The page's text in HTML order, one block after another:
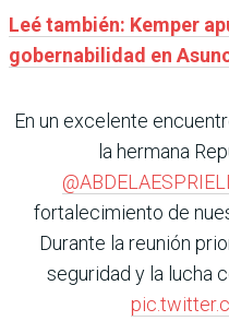
Leé también: Kemper
gobernabilidad en
En un excelente
la hermana
fortalecimiento de
Durante la reunión
seguridad y la lucha